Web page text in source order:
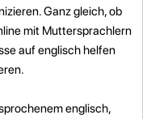
Ganz gleich, ob
mit Muttersprachlern
auf englisch helfen
englisch,